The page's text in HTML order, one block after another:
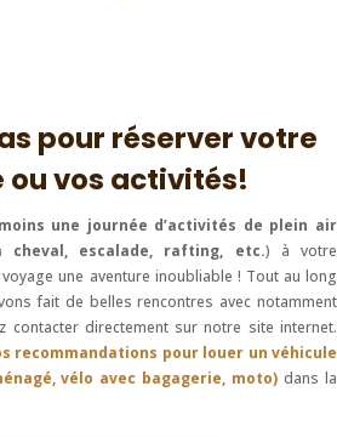
pour réserver votre
ou vos activités!
une journée d’activités de plein air
escalade, rafting, etc.) à votre
une aventure inoubliable ! Tout au long
fait de belles rencontres avec notamment
contacter directement sur notre site internet.
recommandations pour louer un véhicule
vélo avec bagagerie, moto) dans la